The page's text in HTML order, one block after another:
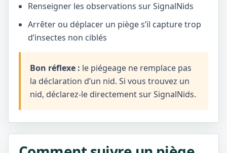
Renseigner les observations sur SignalNids
Arrêter ou déplacer un piège s’il capture trop
d’insectes non ciblés
Bon réflexe : le piégeage ne remplace pas
la déclaration d’un nid. Si vous trouvez un
nid, déclarez-le directement sur SignalNids.